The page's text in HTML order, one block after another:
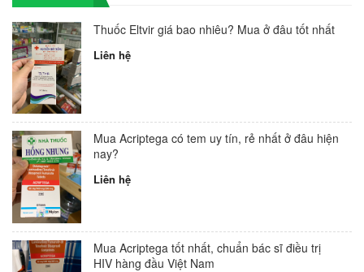
Thuốc Eltvir giá bao nhiêu? Mua ở đâu tốt nhất
Liên hệ
Mua Acriptega có tem uy tín, rẻ nhất ở đâu hiện
nay?
Liên hệ
Mua Acriptega tốt nhất, chuẩn bác sĩ điều trị
HIV hàng đầu Việt Nam